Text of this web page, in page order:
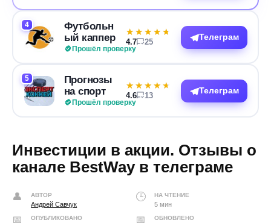
4
Футбольн
ый каппер
Прошёл проверку
★★★★★
★★★★★
4.7 25
Телеграм
5
Прогнозы
на спорт
Прошёл проверку
★★★★★
★★★★★
4.6 13
Телеграм
Инвестиции в акции. Отзывы о
канале BestWay в телеграме
АВТОР
Андрей Савчук
НА ЧТЕНИЕ
5 мин
ОПУБЛИКОВАНО ОБНОВЛЕНО